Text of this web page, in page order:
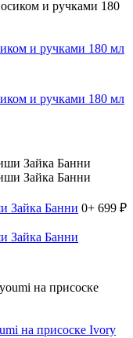
и ручками 180 мл
и ручками 180 мл
Зайка Банни 0+ 699 ₽
Зайка Банни
на присоске Ivory